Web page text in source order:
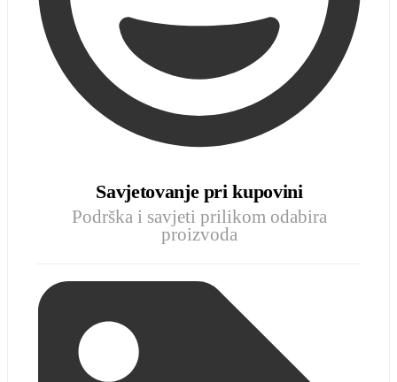
Savjetovanje pri kupovini
Podrška i savjeti prilikom odabira
proizvoda